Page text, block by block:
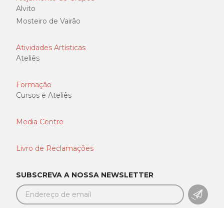
Alvito
Mosteiro de Vairão
Atividades Artísticas
Ateliês
Formação
Cursos e Ateliês
Media Centre
Livro de Reclamações
SUBSCREVA A NOSSA NEWSLETTER